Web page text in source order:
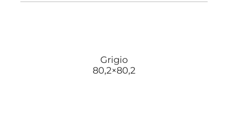
Grigio
80,2×80,2